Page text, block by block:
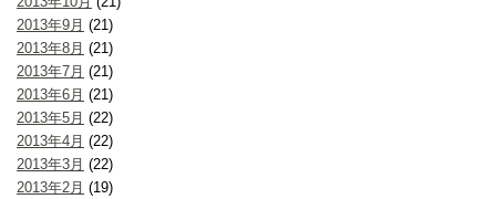
2013年9月 (21)
2013年8月 (21)
2013年7月 (21)
2013年6月 (21)
2013年5月 (22)
2013年4月 (22)
2013年3月 (22)
2013年2月 (19)